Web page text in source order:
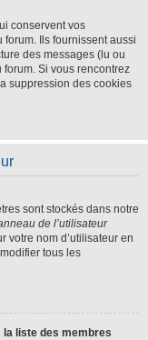
conservent vos
forum. Ils fournissent aussi
des messages (lu ou
Si vous rencontrez
suppression des cookies
sont stockés dans notre
de l’utilisateur
votre nom d’utilisateur en
tous les
la liste des membres